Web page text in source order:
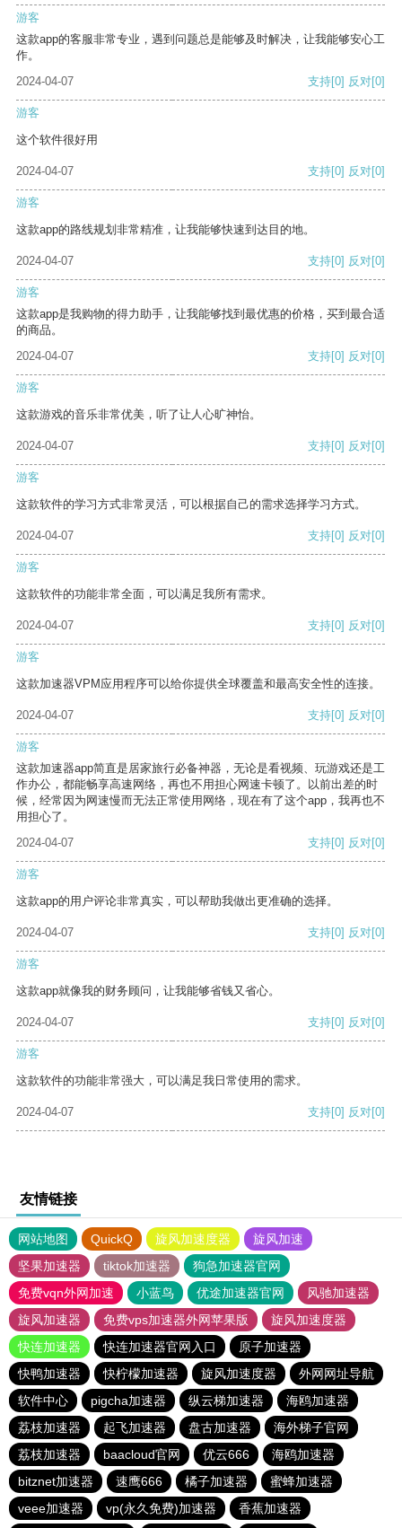
游客
这款app的客服非常专业，遇到问题总是能够及时解决，让我能够安心工
作。
2024-04-07
支持[0] 反对[0]
游客
这个软件很好用
2024-04-07 支持[0] 反对[0]
游客
这款app的路线规划非常精准，让我能够快速到达目的地。
2024-04-07 支持[0] 反对[0]
游客
这款app是我购物的得力助手，让我能够找到最优惠的价格，买到最合适
的商品。
2024-04-07
支持[0] 反对[0]
游客
这款游戏的音乐非常优美，听了让人心旷神怡。
2024-04-07 支持[0] 反对[0]
游客
这款软件的学习方式非常灵活，可以根据自己的需求选择学习方式。
2024-04-07 支持[0] 反对[0]
游客
这款软件的功能非常全面，可以满足我所有需求。
2024-04-07 支持[0] 反对[0]
游客
这款加速器VPM应用程序可以给你提供全球覆盖和最高安全性的连接。
2024-04-07 支持[0] 反对[0]
游客
这款加速器app简直是居家旅行必备神器，无论是看视频、玩游戏还是工
作办公，都能畅享高速网络，再也不用担心网速卡顿了。以前出差的时
候，经常因为网速慢而无法正常使用网络，现在有了这个app，我再也不
用担心了。
2024-04-07
支持[0] 反对[0]
游客
这款app的用户评论非常真实，可以帮助我做出更准确的选择。
2024-04-07 支持[0] 反对[0]
游客
这款app就像我的财务顾问，让我能够省钱又省心。
2024-04-07 支持[0] 反对[0]
游客
这款软件的功能非常强大，可以满足我日常使用的需求。
2024-04-07 支持[0] 反对[0]
友情链接
网站地图 QuickQ 旋风加速度器
旋风加速
坚果加速器
tiktok加速器
狗急加速器官网
免费vqn外网加速
小蓝鸟 优途加速器官网
风驰加速器
旋风加速器
免费vps加速器外网苹果版
旋风加速度器
快连加速器
快连加速器官网入口
原子加速器
快鸭加速器
快柠檬加速器 旋风加速度器
外网网址导航
软件中心
pigcha加速器 纵云梯加速器
海鸥加速器
荔枝加速器
起飞加速器 盘古加速器
海外梯子官网
荔枝加速器
baacloud官网 优云666
海鸥加速器
bitznet加速器
速鹰666 橘子加速器
蜜蜂加速器
veee加速器
vp(永久免费)加速器 香蕉加速器